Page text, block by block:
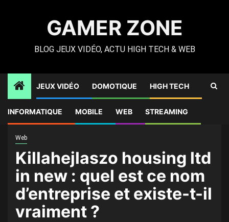
GAMER ZONE
BLOG JEUX VIDÉO, ACTU HIGH TECH & WEB
JEUX VIDÉO DOMOTIQUE HIGH TECH
INFORMATIQUE MOBILE WEB STREAMING
quel est ce nom d’entreprise et existe-t-il vraiment ?
Web
Killahejlaszo housing ltd
in new : quel est ce nom
d’entreprise et existe-t-il
vraiment ?